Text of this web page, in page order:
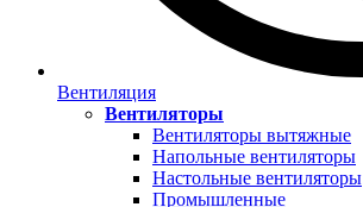
Вентиляция
Вентиляторы
Вентиляторы вытяжные
Напольные вентиляторы
Настольные вентиляторы
Промышленные